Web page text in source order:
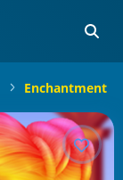
Enchantment